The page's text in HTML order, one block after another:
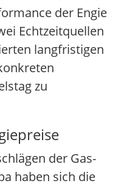
der Engie
Echtzeitquellen
langfristigen
zu
der Gas-
haben sich die